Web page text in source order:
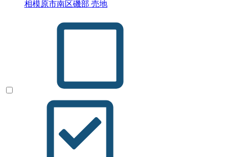
相模原市南区磯部 売地